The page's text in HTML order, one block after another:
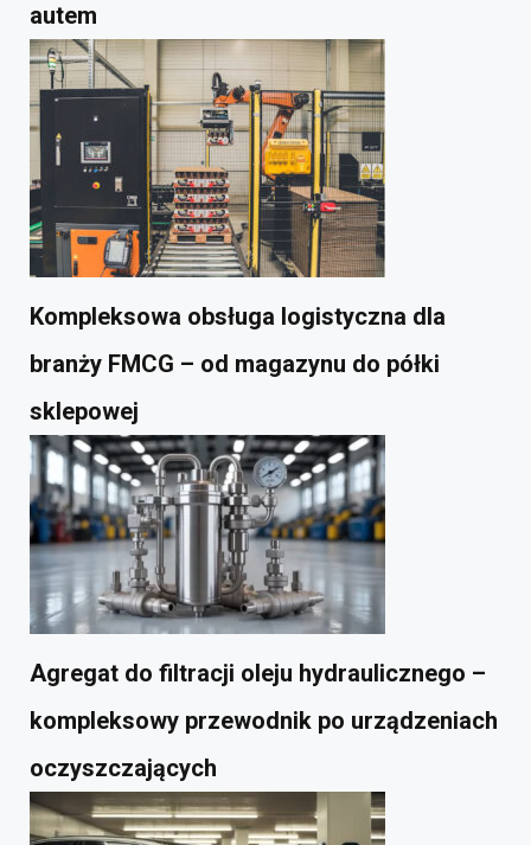
autem
Kompleksowa obsługa logistyczna dla
branży FMCG – od magazynu do półki
sklepowej
Agregat do filtracji oleju hydraulicznego –
kompleksowy przewodnik po urządzeniach
oczyszczających